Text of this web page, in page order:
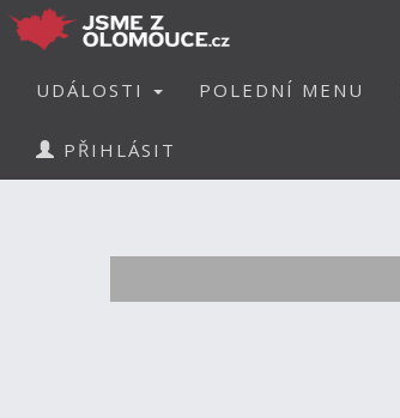
UDÁLOSTI POLEDNÍ MENU
PŘIHLÁSIT